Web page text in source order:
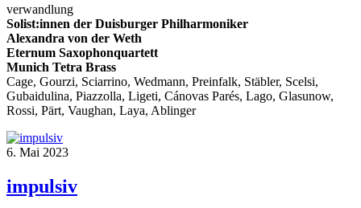
verwandlung
Solist:innen der Duisburger Philharmoniker
Alexandra von der Weth
Eternum Saxophonquartett
Munich Tetra Brass
Cage, Gourzi, Sciarrino, Wedmann, Preinfalk, Stäbler, Scelsi,
Gubaidulina, Piazzolla, Ligeti, Cánovas Parés, Lago, Glasunow,
Rossi, Pärt, Vaughan, Laya, Ablinger
6. Mai 2023
impulsiv